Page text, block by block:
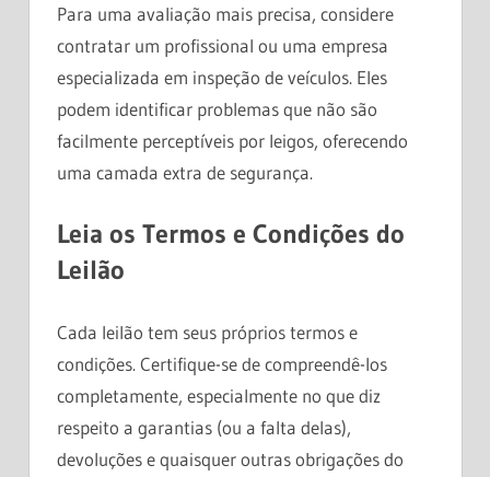
Para uma avaliação mais precisa, considere
contratar um profissional ou uma empresa
especializada em inspeção de veículos. Eles
podem identificar problemas que não são
facilmente perceptíveis por leigos, oferecendo
uma camada extra de segurança.
Leia os Termos e Condições do
Leilão
Cada leilão tem seus próprios termos e
condições. Certifique-se de compreendê-los
completamente, especialmente no que diz
respeito a garantias (ou a falta delas),
devoluções e quaisquer outras obrigações do